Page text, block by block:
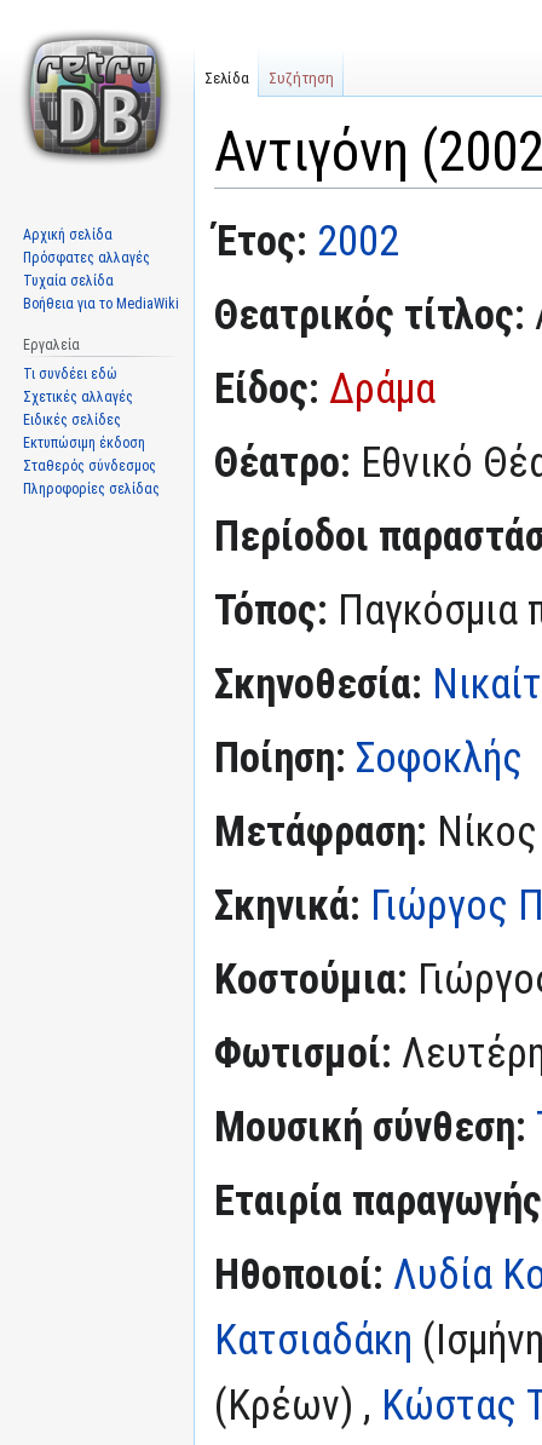
Αντιγόνη
Μετάβαση
στην
Πήδηση
στην
Έτος: 2002
Θεατρικός τίτλος:
Είδος: Δράμα
Θέατρο: Εθνικό
Περίοδοι
Τόπος: Παγκόσμια
Σκηνοθεσία:
Ποίηση: Σοφοκλής
Μετάφραση:
Σκηνικά: Γιώργος
Κοστούμια:
Φωτισμοί:
Μουσική σύνθεση:
Εταιρία
Ηθοποιοί: Λυδία
Κατσιαδάκη
(Κρέων) , Κώστας
Σελίδα Συζήτηση
Αρχική σελίδα
Πρόσφατες αλλαγές
Τυχαία σελίδα
Βοήθεια για το MediaWiki
Εργαλεία
Τι συνδέει εδώ
Σχετικές αλλαγές
Ειδικές σελίδες
Εκτυπώσιμη έκδοση
Σταθερός σύνδεσμος
Πληροφορίες σελίδας